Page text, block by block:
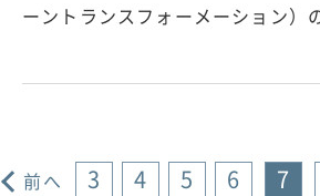
ーントランスフォーメーション）
前へ 3 4 5 6 7